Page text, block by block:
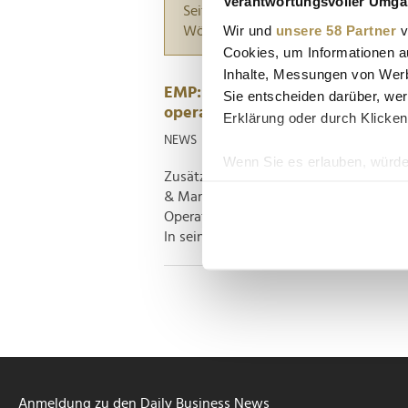
Wir und unsere 58 Partner
Cookies, um Informationen
Inhalte, Messungen von
Sie entscheiden darüber,
Erklärung oder durch
Wenn Sie es erlauben,
Erfahren Sie mehr darüber,
Seiten suchen, die genau diese
Wörter zwischen
EMP: Jan M. Fischer
operative Geschäft
NEWS
Zusätzlich zu seinen früheren
& Marketing sowie Einkauf &
Operating Officer (COO) das operative
In seiner ursprünglichen Rolle als...
Anmeldung zu den Daily Business News